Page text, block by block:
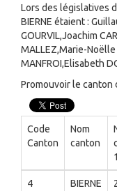
Lors des législatives
BIERNE étaient :
GOURVIL,Joachim
MALLEZ,Marie-Noëlle
MANFROI,Elisabeth
Promouvoir le canton
Code
Canton
Nom
canton
4 BIERNE